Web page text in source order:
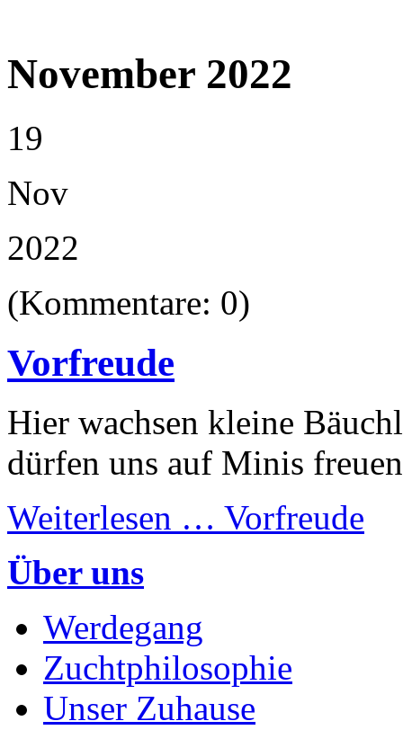
November 2022
19
Nov
2022
(Kommentare: 0)
Vorfreude
Hier wachsen kleine
dürfen uns auf Minis
Weiterlesen … Vorfreude
Über uns
Werdegang
Zuchtphilosophie
Unser Zuhause